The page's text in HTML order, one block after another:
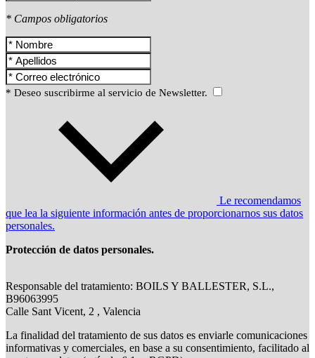
* Campos obligatorios
* Deseo suscribirme al servicio de Newsletter.
Le recomendamos
que lea la siguiente información antes de proporcionarnos sus datos
personales.
Protección de datos personales.
Responsable del tratamiento: BOILS Y BALLESTER, S.L.,
B96063995
Calle Sant Vicent, 2 , Valencia
La finalidad del tratamiento de sus datos es enviarle comunicaciones
informativas y comerciales, en base a su consentimiento, facilitado al